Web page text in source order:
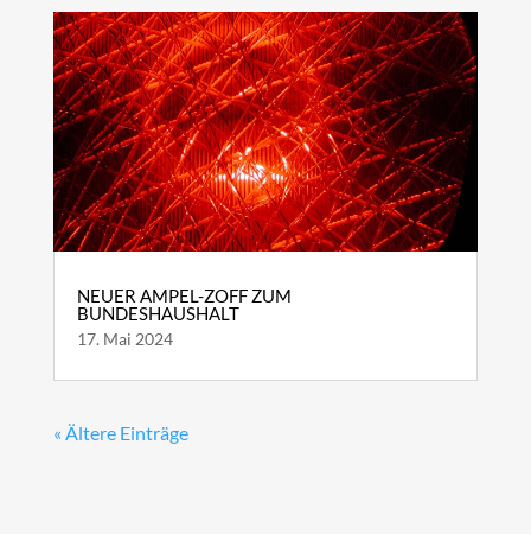
NEUER AMPEL-ZOFF ZUM
BUNDESHAUSHALT
17. Mai 2024
« Ältere Einträge